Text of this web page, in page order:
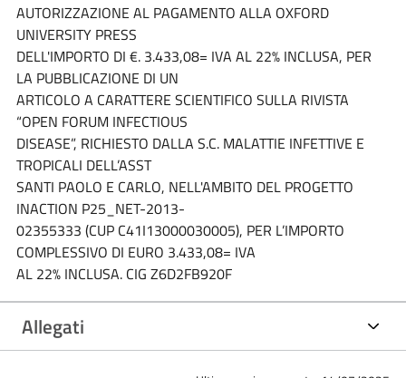
AUTORIZZAZIONE AL PAGAMENTO ALLA OXFORD
UNIVERSITY PRESS
DELL'IMPORTO DI €. 3.433,08= IVA AL 22% INCLUSA, PER
LA PUBBLICAZIONE DI UN
ARTICOLO A CARATTERE SCIENTIFICO SULLA RIVISTA
“OPEN FORUM INFECTIOUS
DISEASE”, RICHIESTO DALLA S.C. MALATTIE INFETTIVE E
TROPICALI DELL’ASST
SANTI PAOLO E CARLO, NELL'AMBITO DEL PROGETTO
INACTION P25_NET-2013-
02355333 (CUP C41I13000030005), PER L’IMPORTO
COMPLESSIVO DI EURO 3.433,08= IVA
AL 22% INCLUSA. CIG Z6D2FB920F
Allegati